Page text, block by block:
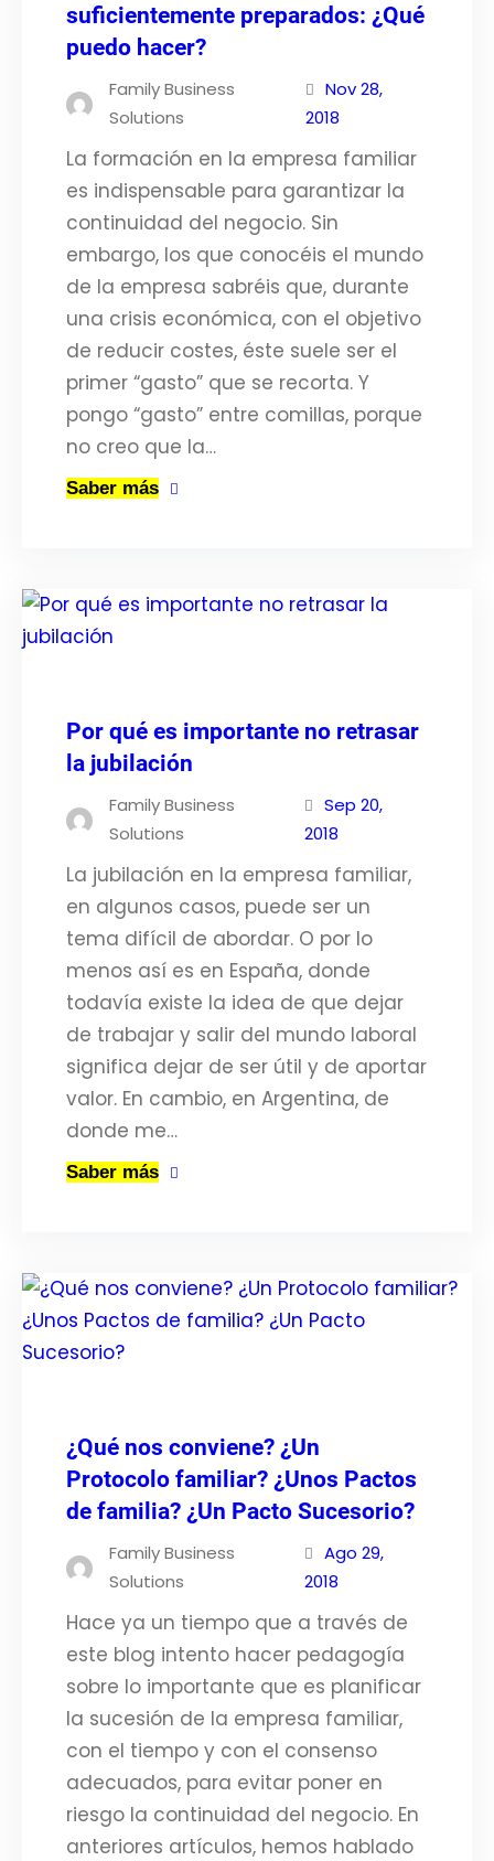
suficientemente preparados: ¿Qué
puedo hacer?
Family Business
Solutions
Nov 28,
2018
La formación en la empresa familiar
es indispensable para garantizar la
continuidad del negocio. Sin
embargo, los que conocéis el mundo
de la empresa sabréis que, durante
una crisis económica, con el objetivo
de reducir costes, éste suele ser el
primer “gasto” que se recorta. Y
pongo “gasto” entre comillas, porque
no creo que la…
Saber más
Por qué es importante no retrasar
la jubilación
Family Business
Solutions
Sep 20,
2018
La jubilación en la empresa familiar,
en algunos casos, puede ser un
tema difícil de abordar. O por lo
menos así es en España, donde
todavía existe la idea de que dejar
de trabajar y salir del mundo laboral
significa dejar de ser útil y de aportar
valor. En cambio, en Argentina, de
donde me…
Saber más
¿Qué nos conviene? ¿Un
Protocolo familiar? ¿Unos Pactos
de familia? ¿Un Pacto Sucesorio?
Family Business
Solutions
Ago 29,
2018
Hace ya un tiempo que a través de
este blog intento hacer pedagogía
sobre lo importante que es planificar
la sucesión de la empresa familiar,
con el tiempo y con el consenso
adecuados, para evitar poner en
riesgo la continuidad del negocio. En
anteriores artículos, hemos hablado